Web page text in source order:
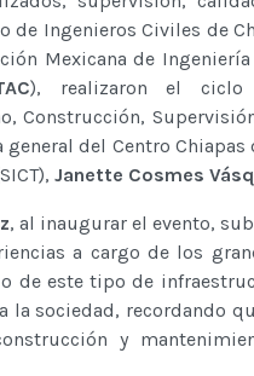
de Ingenieros Civiles de
Mexicana de Ingeniería
), realizaron el ciclo
Construcción,
del Centro Chiapas
Janette Cosmes
, al inaugurar el evento,
a cargo de los
de este tipo de
sociedad, recordando
y